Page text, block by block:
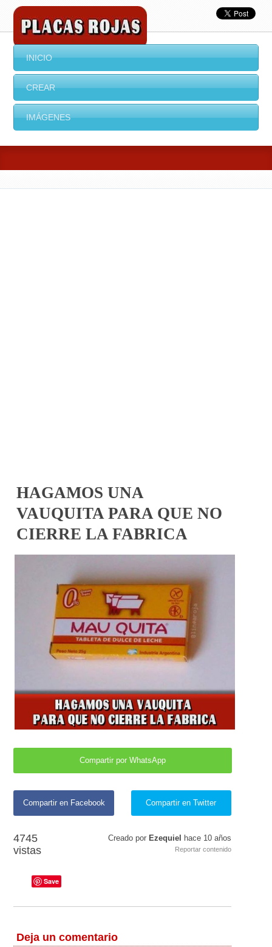
INICIO
CREAR
IMÁGENES
HAGAMOS UNA
VAUQUITA PARA QUE NO
CIERRE LA FABRICA
Compartir por WhatsApp
Compartir en Facebook Compartir en Twitter
4745
vistas
Creado por Ezequiel hace 10 años
Reportar contenido
Save
Deja un comentario